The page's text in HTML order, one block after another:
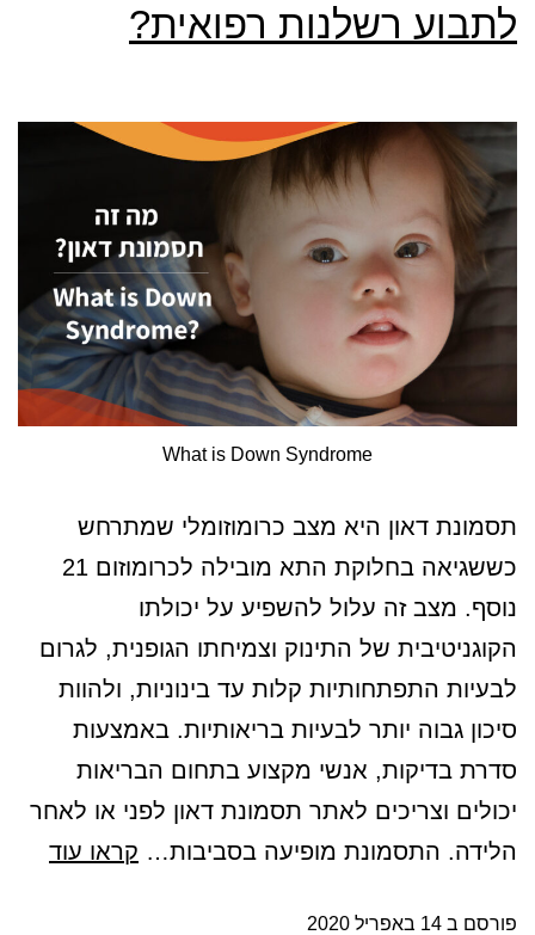
לתבוע רשלנות רפואית?
What is Down Syndrome
תסמונת דאון היא מצב כרומוזומלי שמתרחש
כששגיאה בחלוקת התא מובילה לכרומוזום 21
נוסף. מצב זה עלול להשפיע על יכולתו
הקוגניטיבית של התינוק וצמיחתו הגופנית, לגרום
לבעיות התפתחותיות קלות עד בינוניות, ולהוות
סיכון גבוה יותר לבעיות בריאותיות. באמצעות
סדרת בדיקות, אנשי מקצוע בתחום הבריאות
יכולים וצריכים לאתר תסמונת דאון לפני או לאחר
הלידה. התסמונת מופיעה בסביבות… קראו עוד
פורסם ב 14 באפריל 2020